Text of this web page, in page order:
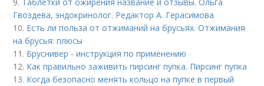
Гвоздева, эндокринолог. Редактор А. Герасимова
10. Есть ли польза от отжиманий на брусьях. Отжимания
на брусья: плюсы
11. Бруснивер - инструкция по применению
12. Как правильно заживить пирсинг пупка. Пирсинг пупка
13. Когда безопасно менять кольцо на пупке в первый